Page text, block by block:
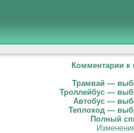
Комментарии
Трамвай —
Троллейбус —
Автобус —
Теплоход —
Полный